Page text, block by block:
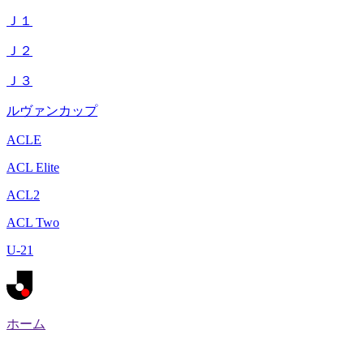
Ｊ１
Ｊ２
Ｊ３
ルヴァンカップ
ACLE
ACL Elite
ACL2
ACL Two
U-21
ホーム